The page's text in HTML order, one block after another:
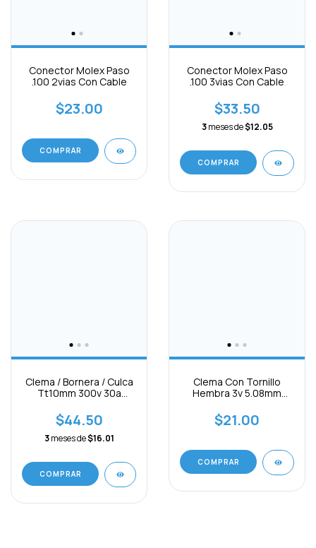
Conector Molex Paso
.100 2vias Con Cable
$23.00
Conector Molex Paso
.100 3vias Con Cable
$33.50
3 meses de$12.05
Clema / Bornera / Culca
Tt10mm 300v 30a
$44.50
3 meses de$16.01
COMPRAR
Clema Con Tornillo
Hembra 3v 5.08mm
$21.00